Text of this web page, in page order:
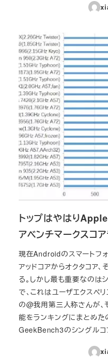
トップはやはり
アベンチマークスコ
現在Androidのスマートフ
アッドコアからオクタコア
る。しかし最も重要なのは
で、これはユーザエクスペ
の@我用第三人称さんが、
能をランキングにまとめた
GeekBench3のシングルコ